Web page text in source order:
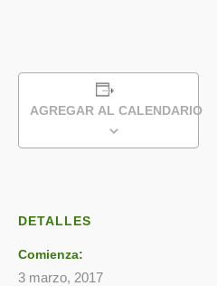
AGREGAR AL CALENDARIO
DETALLES
Comienza:
3 marzo, 2017